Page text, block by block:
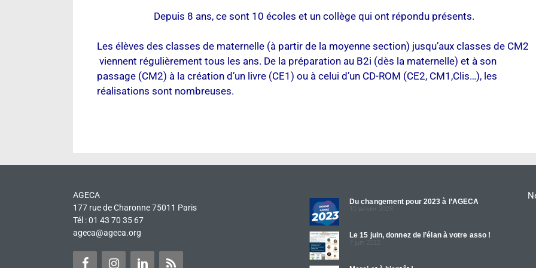
Depuis 8 ans, ce sont 10 écoles et un collège qui ont répondu présents.
Les élèves des classes de maternelle (à partir de la moyenne section) jusqu’aux classes de CM2
viennent régulièrement tous les ans. De la préparation au B2i (dès la maternelle) et à son
passage (CM2) à la création d’un livre (CE1) ou à celui d’un CD-ROM (CE2, CM1,Clis…), les
réalisations sont nombreuses.
AGECA
177 rue de Charonne 75011 Paris
Tél : 01 43 70 35 67
ageca@ageca.org
Du changement pour 2023 à l’AGECA
10 janvier 2023
Le 15 juin, donnez de l’élan à votre asso !
7 juin 2022